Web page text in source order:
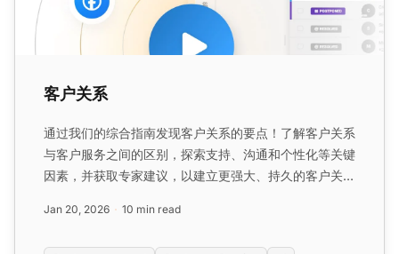
客户关系
通过我们的综合指南发现客户关系的要点！了解客户关系
与客户服务之间的区别，探索支持、沟通和个性化等关键
因素，并获取专家建议，以建立更强大、持久的客户关
Jan 20, 2026 10 min read